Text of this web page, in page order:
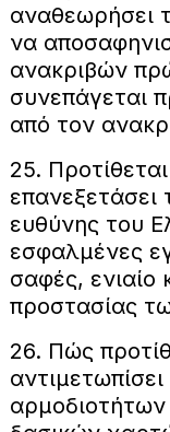
αναθεωρήσει
να
ανακριβών
συνεπάγεται
από τον
25.
επανεξετάσει
ευθύνης του
εσφαλμένες
σαφές, ενιαίο
προστασίας
26. Πώς